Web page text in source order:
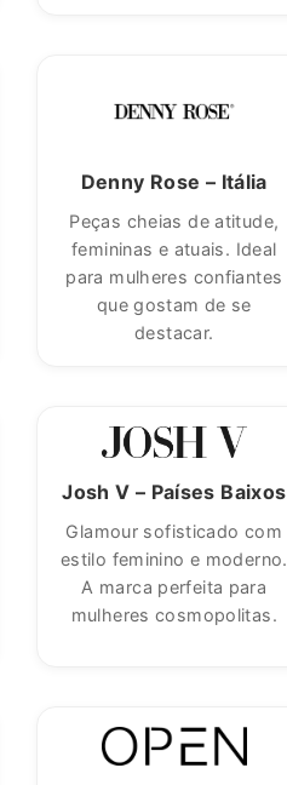
Denny Rose – Itália
Peças cheias de atitude,
femininas e atuais. Ideal
para mulheres confiantes
que gostam de se
destacar.
Josh V – Países Baixos
Glamour sofisticado com
estilo feminino e moderno.
A marca perfeita para
mulheres cosmopolitas.